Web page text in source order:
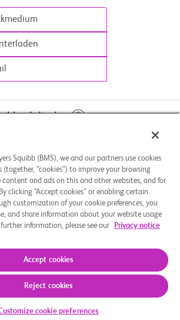
oder
(Epidermal Growth Factor Receptor,
Kinase, ALK) (gemäß der von der EU
einer Erstlinienbehandlung mit
in Kombination
BEHANDLUNG
Datenschutzbestimmungen Impressum
© 2026 Bristol-Myers Squibb Company
Squibb (BMS), we and our partners use cookies
“cookies”) to improve your browsing
content and ads on this and other websites, and for
clicking “Accept cookies” or enabling certain
customization of your cookie preferences, you
and share information about your website usage
information, please see our
Privacy notice
Accept cookies
Reject cookies
cookie preferences